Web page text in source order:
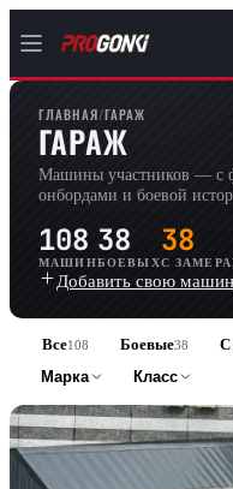
ГЛАВНАЯ/ГАРАЖ
ГАРАЖ
Машины участников — с
онбордами и боевой
108
МАШИН
38
БОЕВЫХ
38
С
Добавить свою
Все108 Боевые38 С
Марка Класс